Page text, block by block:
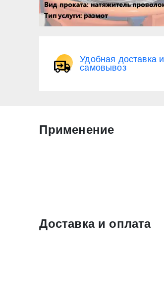
Удобная доставка и
самовывоз
Применение
Доставка и оплата